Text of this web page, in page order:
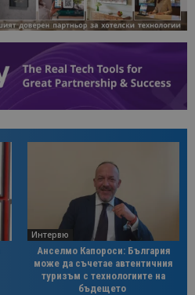
Интервю
Анселмо Капороси: България
може да съчетае автентичния
туризъм с технологиите на
бъдещето